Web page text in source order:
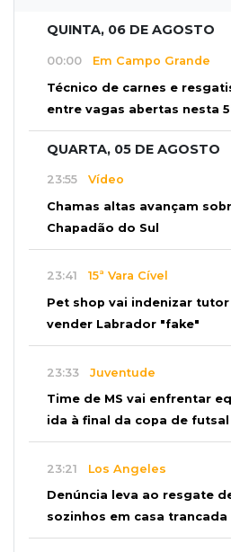
QUINTA, 06 DE AGOSTO
00:00 Em Campo Grande
Técnico de carnes e
entre vagas abertas nesta
QUARTA, 05 DE AGOSTO
23:55 Vídeo
Chamas altas avançam
Chapadão do Sul
23:41 15ª Vara Cível
Pet shop vai indenizar tutor
vender Labrador "fake"
23:33 Juventude
Time de MS vai enfrentar
ida à final da copa de futsal
23:21 Los Angeles
Denúncia leva ao resgate
sozinhos em casa trancada